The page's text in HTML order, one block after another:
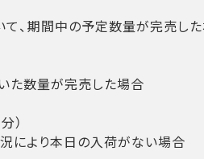
て、期間中の予定数量が完売し
た数量が完売した場合
）
により本日の入荷がない場合